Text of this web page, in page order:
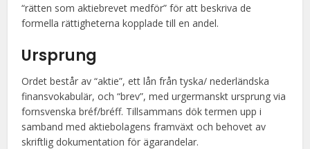
“rätten som aktiebrevet medför” för att beskriva de
formella rättigheterna kopplade till en andel.
Ursprung
Ordet består av “aktie”, ett lån från tyska/ nederländska
finansvokabulär, och “brev”, med urgermanskt ursprung via
fornsvenska bréf/bréff. Tillsammans dök termen upp i
samband med aktiebolagens framväxt och behovet av
skriftlig dokumentation för ägarandelar.